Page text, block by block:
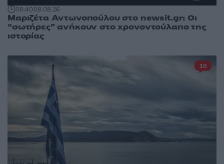
08:4008.08.26
Μαριζέτα Αντωνοπούλου στο newsit.gr: Οι
“σωτήρες” ανήκουν στο χρονοντούλαπο της
ιστορίας
10